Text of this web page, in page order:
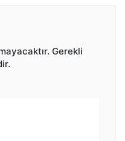
Gerekli